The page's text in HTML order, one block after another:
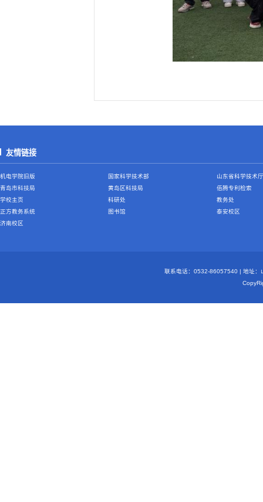
友情链接
机电学院旧版 国家科学技术部
山东省科学技术厅
青岛市科技局
黄岛区科技局
佰腾专利检索
学校主页
科研处
教务处
正方教务系统
图书馆
泰安校区
济南校区
联系电话：0532-86057540 | 地址：